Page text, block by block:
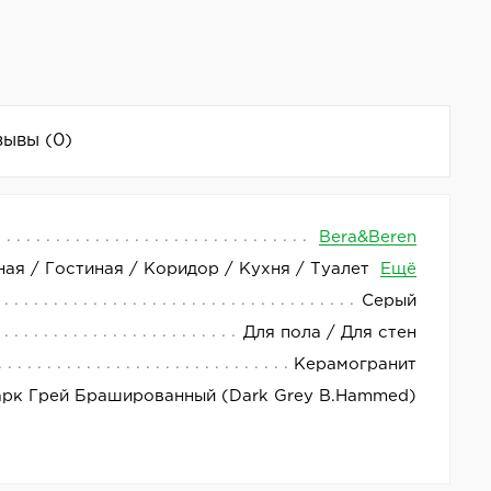
(0)
Bera&Beren
/ Гостиная / Коридор / Кухня / Туалет Ещё
Серый
Для пола / Для стен
Керамогранит
Грей Брашированный (Dark Grey B.Hammed)
решение для отделки интерьера и
сочетается с различными
высоким качеством и долговечностью, что